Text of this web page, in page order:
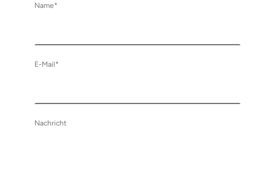
Name*
E-Mail*
Nachricht